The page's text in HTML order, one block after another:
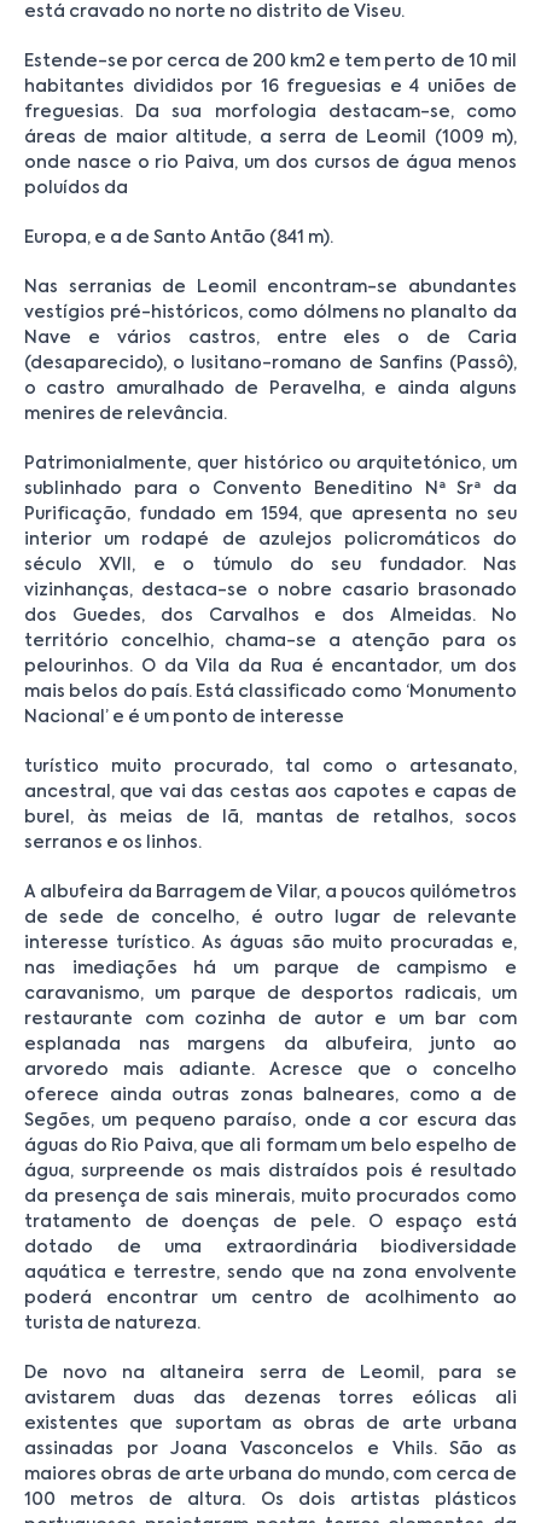
está cravado no norte no distrito de Viseu.
Estende-se por cerca de 200 km2 e tem perto de 10 mil
habitantes divididos por 16 freguesias e 4 uniões de
freguesias. Da sua morfologia destacam-se, como
áreas de maior altitude, a serra de Leomil (1009 m),
onde nasce o rio Paiva, um dos cursos de água menos
poluídos da
Europa, e a de Santo Antão (841 m).
Nas serranias de Leomil encontram-se abundantes
vestígios pré-históricos, como dólmens no planalto da
Nave e vários castros, entre eles o de Caria
(desaparecido), o lusitano-romano de Sanfins (Passô),
o castro amuralhado de Peravelha, e ainda alguns
menires de relevância.
Patrimonialmente, quer histórico ou arquitetónico, um
sublinhado para o Convento Beneditino Nª Srª da
Purificação, fundado em 1594, que apresenta no seu
interior um rodapé de azulejos policromáticos do
século XVII, e o túmulo do seu fundador. Nas
vizinhanças, destaca-se o nobre casario brasonado
dos Guedes, dos Carvalhos e dos Almeidas. No
território concelhio, chama-se a atenção para os
pelourinhos. O da Vila da Rua é encantador, um dos
mais belos do país. Está classificado como ‘Monumento
Nacional’ e é um ponto de interesse
turístico muito procurado, tal como o artesanato,
ancestral, que vai das cestas aos capotes e capas de
burel, às meias de lã, mantas de retalhos, socos
serranos e os linhos.
A albufeira da Barragem de Vilar, a poucos quilómetros
de sede de concelho, é outro lugar de relevante
interesse turístico. As águas são muito procuradas e,
nas imediações há um parque de campismo e
caravanismo, um parque de desportos radicais, um
restaurante com cozinha de autor e um bar com
esplanada nas margens da albufeira, junto ao
arvoredo mais adiante. Acresce que o concelho
oferece ainda outras zonas balneares, como a de
Segões, um pequeno paraíso, onde a cor escura das
águas do Rio Paiva, que ali formam um belo espelho de
água, surpreende os mais distraídos pois é resultado
da presença de sais minerais, muito procurados como
tratamento de doenças de pele. O espaço está
dotado de uma extraordinária biodiversidade
aquática e terrestre, sendo que na zona envolvente
poderá encontrar um centro de acolhimento ao
turista de natureza.
De novo na altaneira serra de Leomil, para se
avistarem duas das dezenas torres eólicas ali
existentes que suportam as obras de arte urbana
assinadas por Joana Vasconcelos e Vhils. São as
maiores obras de arte urbana do mundo, com cerca de
100 metros de altura. Os dois artistas plásticos